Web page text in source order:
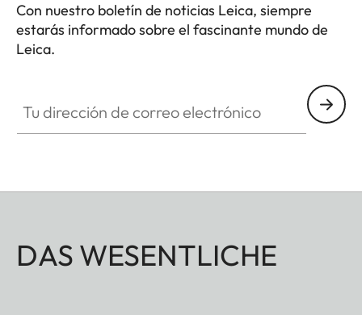
Con nuestro boletín de noticias Leica, siempre
estarás informado sobre el fascinante mundo de
Leica.
DAS WESENTLICHE